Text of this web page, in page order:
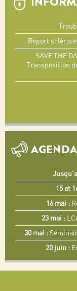
Report
SAVE THE
Transposition
AGENDA
15 et
16 mai :
23 mai :
30 mai :
20 juin :